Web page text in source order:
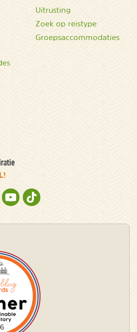
Uitrusting
Zoek op reistype
Groepsaccommodaties
FACEBOOK
OP INSTAGRAM
OP PINTEREST
NATURESCANNER OP YOUTUBE
NATURESCANNER OP TIKTOK